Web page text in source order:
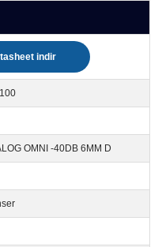
indir
OMNI -40DB 6MM D